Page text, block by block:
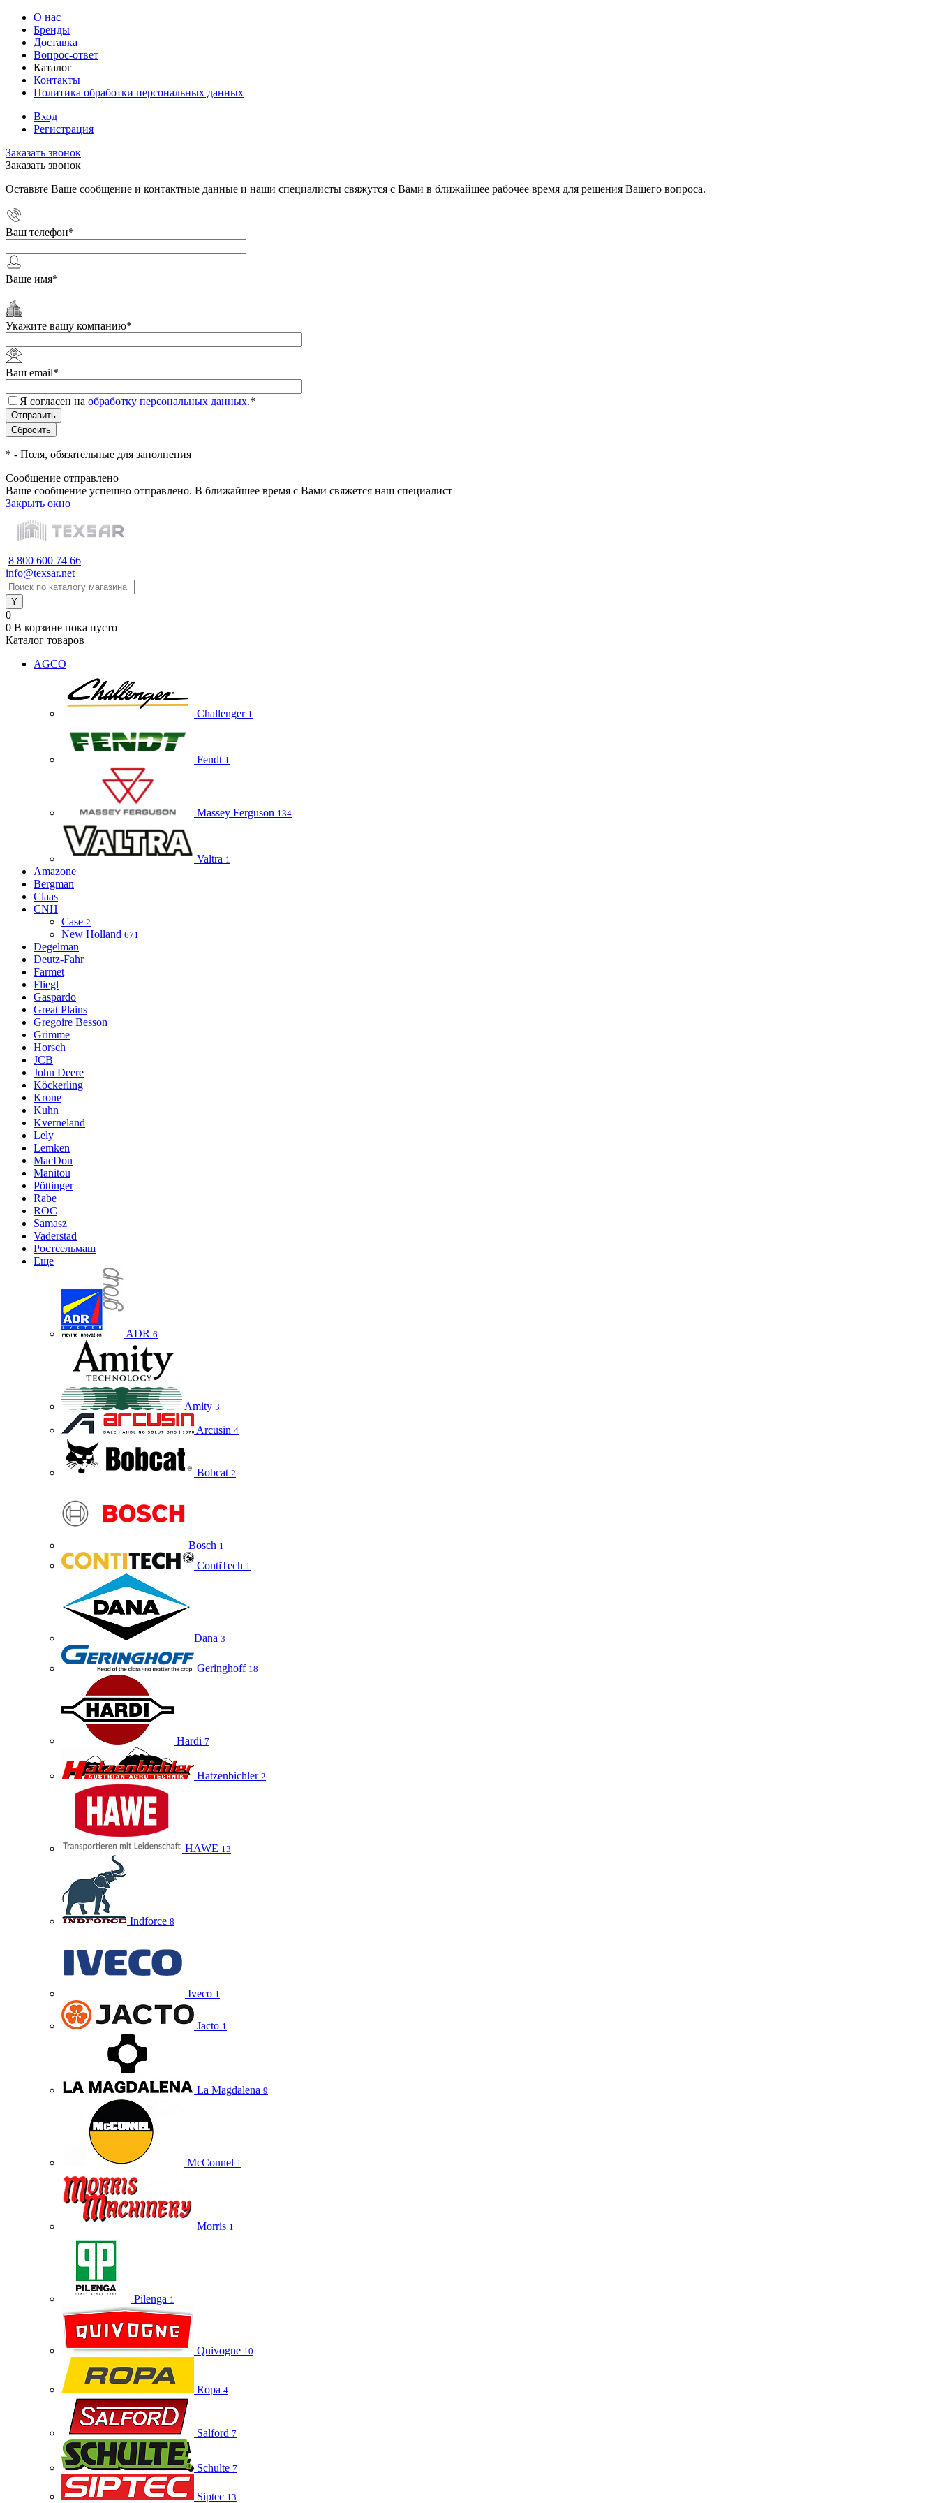
О нас
Бренды
Доставка
Вопрос-ответ
Каталог
Контакты
Политика обработки персональных данных
Вход
Регистрация
Заказать звонок
Заказать звонок
Оставьте Ваше сообщение и контактные данные и наши специалисты свяжутся с Вами в ближайшее рабочее время для решения Вашего вопроса.
Ваш телефон*
Ваше имя*
Укажите вашу компанию*
Ваш email*
Я согласен на обработку персональных данных.*
* - Поля, обязательные для заполнения
Сообщение отправлено
Ваше сообщение успешно отправлено. В ближайшее время с Вами свяжется наш специалист
Закрыть окно
8 800 600 74 66
info@texsar.net
0
0 В корзине пока пусто
Каталог товаров
AGCO
Challenger 1
Fendt 1
Massey Ferguson 134
Valtra 1
Amazone
Bergman
Claas
CNH
Case 2
New Holland 671
Degelman
Deutz-Fahr
Farmet
Fliegl
Gaspardo
Great Plains
Gregoire Besson
Grimme
Horsch
JCB
John Deere
Köckerling
Krone
Kuhn
Kverneland
Lely
Lemken
MacDon
Manitou
Pöttinger
Rabe
ROC
Samasz
Vaderstad
Ростсельмаш
Еще
ADR 6
Amity 3
Arcusin 4
Bobcat 2
Bosch 1
ContiTech 1
Dana 3
Geringhoff 18
Hardi 7
Hatzenbichler 2
HAWE 13
Indforce 8
Iveco 1
Jacto 1
La Magdalena 9
McConnel 1
Morris 1
Pilenga 1
Quivogne 10
Ropa 4
Salford 7
Schulte 7
Siptec 13